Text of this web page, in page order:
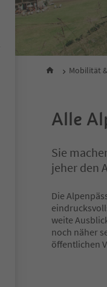
Mobilität
Alle
Sie
jeher den
Die
weite
noch näher
öffentlichen